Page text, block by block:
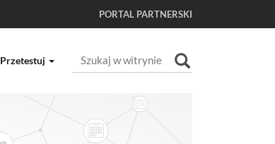
PORTAL PARTNERSKI
Przetestuj
Szukaj